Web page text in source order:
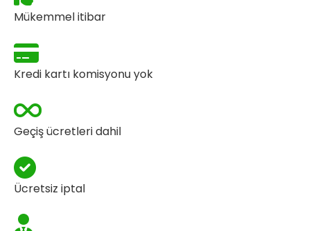
Mükemmel itibar
Kredi kartı komisyonu yok
Geçiş ücretleri dahil
Ücretsiz iptal